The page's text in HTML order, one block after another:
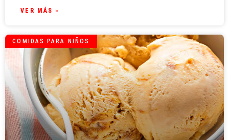
VER MÁS »
COMIDAS PARA NIÑOS